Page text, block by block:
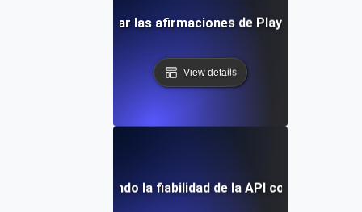
para utilizar las afirmaciones de Playwright en la
View details
de caso: Mejorando la fiabilidad de la API con pruebas